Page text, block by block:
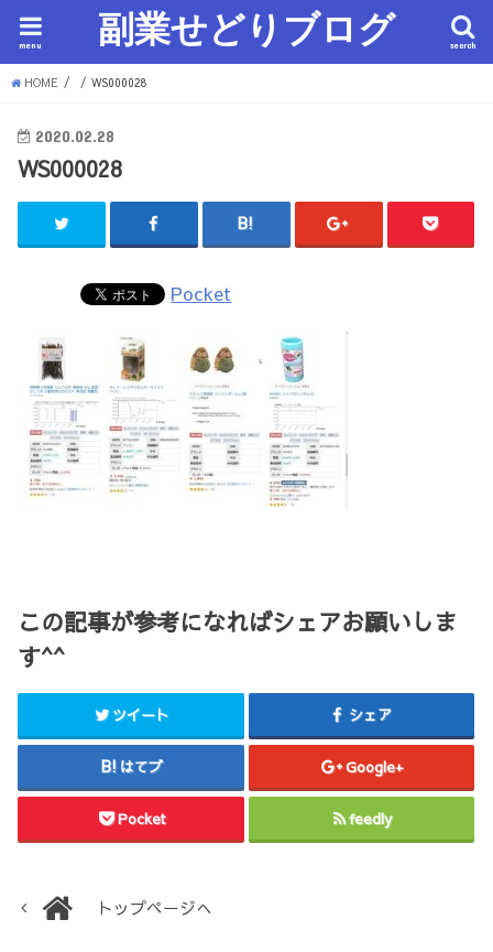
副業せどりブログ search
menu
HOME WS000028
2020.02.28
WS000028
Pocket
この記事が参考になればシェアお願いしま
す^^
ツイート シェア
はてブ Google+
Pocket feedly
トップページへ